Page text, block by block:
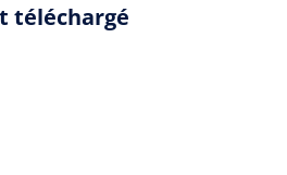
téléchargé